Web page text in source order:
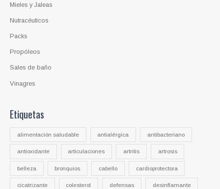
s
Mieles y Jaleas
Nutracéuticos
Packs
Propóleos
Sales de baño
Vinagres
Etiquetas
alimentación saludable antialérgica antibacteriano
antioxidante articulaciones artritis artrosis
belleza bronquios cabello cardioprotectora
cicatrizante colesterol defensas desinflamante